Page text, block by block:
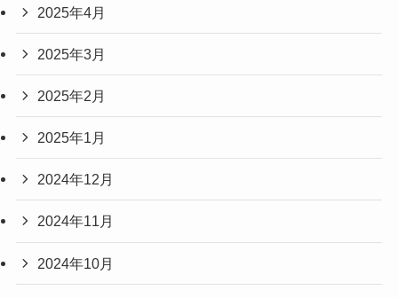
2025年4月
2025年3月
2025年2月
2025年1月
2024年12月
2024年11月
2024年10月